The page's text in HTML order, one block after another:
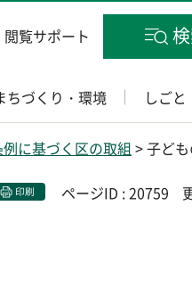
閲覧サポート
ちづくり・環境 しごと
例に基づく区の取組 > 子ど
印刷 ページID : 20759